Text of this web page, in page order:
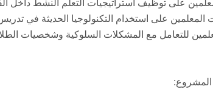
على توظيف استراتيجيات التعلم النشط داخل
المعلمين على استخدام التكنولوجيا الحديثة في
للتعامل مع المشكلات السلوكية وشخصيات